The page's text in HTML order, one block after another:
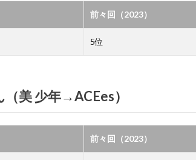
前々回（2023）
5位
美 少年→ACEes）
前々回（2023）